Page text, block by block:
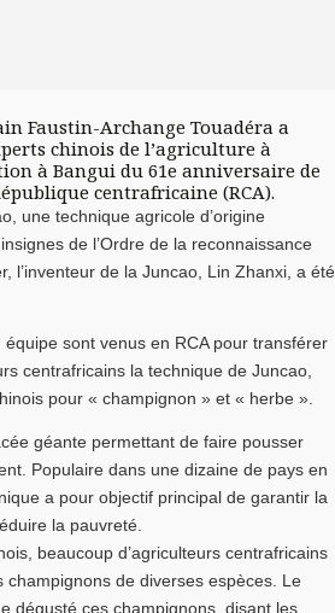
Faustin-Archange Touadéra a
chinois de l’agriculture à
à Bangui du 61e anniversaire de
centrafricaine (RCA).
une technique agricole d’origine
de l’Ordre de la reconnaissance
l’inventeur de la Juncao, Lin Zhanxi, a été
sont venus en RCA pour transférer
centrafricains la technique de Juncao,
pour « champignon » et « herbe ».
géante permettant de faire pousser
Populaire dans une dizaine de pays en
a pour objectif principal de garantir la
la pauvreté.
beaucoup d’agriculteurs centrafricains
champignons de diverses espèces. Le
dégusté ces champignons, disant les